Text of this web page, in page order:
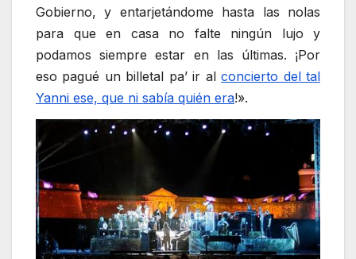
Gobierno, y entarjetándome hasta las nolas
para que en casa no falte ningún lujo y
podamos siempre estar en las últimas. ¡Por
eso pagué un billetal pa’ ir alconcierto del tal
Yanni ese, que ni sabía quién era!».